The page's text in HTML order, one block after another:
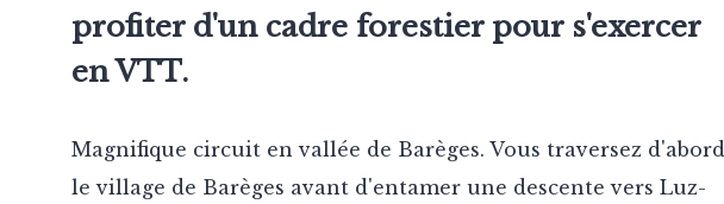
profiter d'un cadre forestier pour s'exercer
en VTT.
Magnifique circuit en vallée de Barèges. Vous traversez d'abord
le village de Barèges avant d'entamer une descente vers Luz-